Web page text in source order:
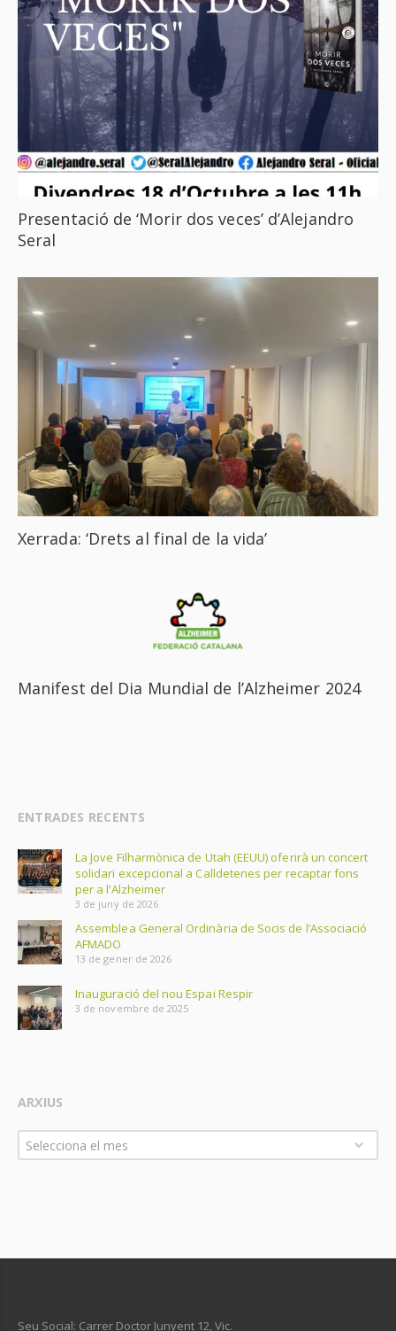
Presentació de ‘Morir dos veces’ d’Alejandro
Seral
Xerrada: ‘Drets al final de la vida’
Manifest del Dia Mundial de l’Alzheimer 2024
ENTRADES RECENTS
La Jove Filharmònica de Utah (EEUU) oferirà un concert
solidari excepcional a Calldetenes per recaptar fons
per a l’Alzheimer
3 de juny de 2026
Assemblea General Ordinària de Socis de l’Associació
AFMADO
13 de gener de 2026
Inauguració del nou Espai Respir
3 de novembre de 2025
ARXIUS
Arxius
Selecciona el mes
Seu Social: Carrer Doctor Junyent 12, Vic.